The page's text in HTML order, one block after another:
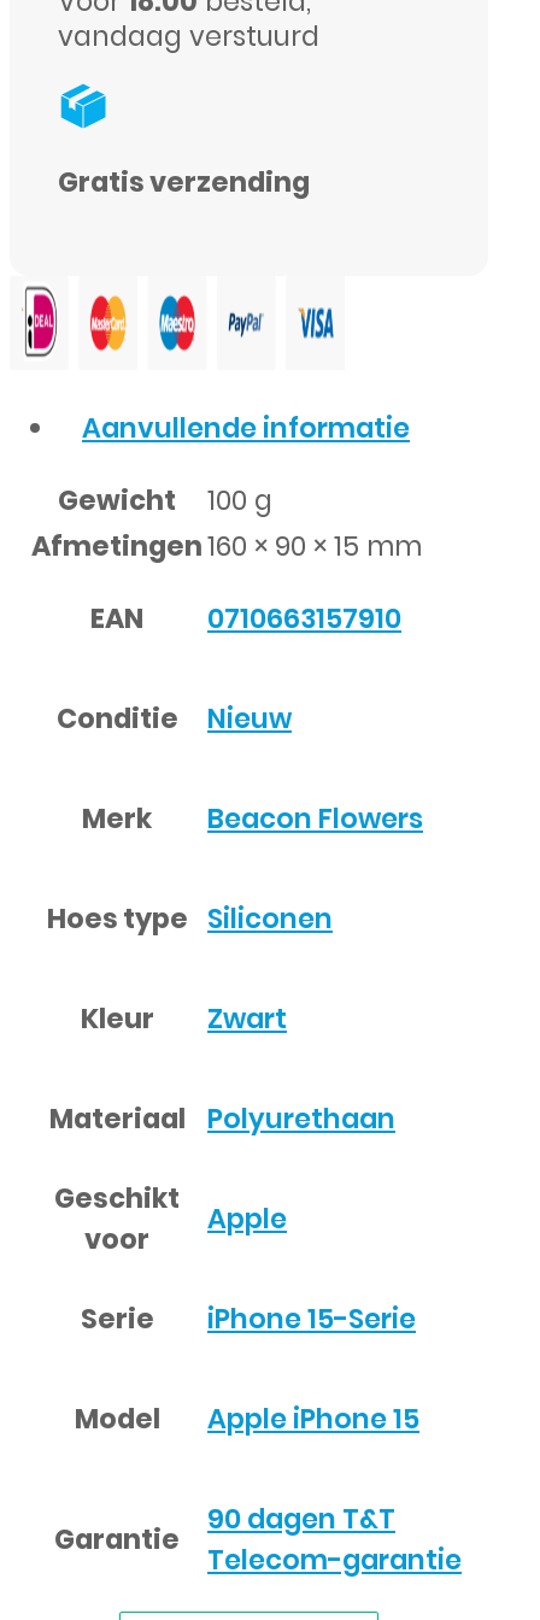
vandaag verstuurd
Gratis verzending
Aanvullende informatie
Gewicht
100 g
Afmetingen160 × 90 × 15 mm
EAN
0710663157910
Conditie Nieuw
Merk Beacon Flowers
Hoes type Siliconen
Kleur Zwart
Materiaal Polyurethaan
Geschikt
voor
Apple
Serie iPhone 15-Serie
Model Apple iPhone 15
Garantie
90 dagen T&T
Telecom-garantie